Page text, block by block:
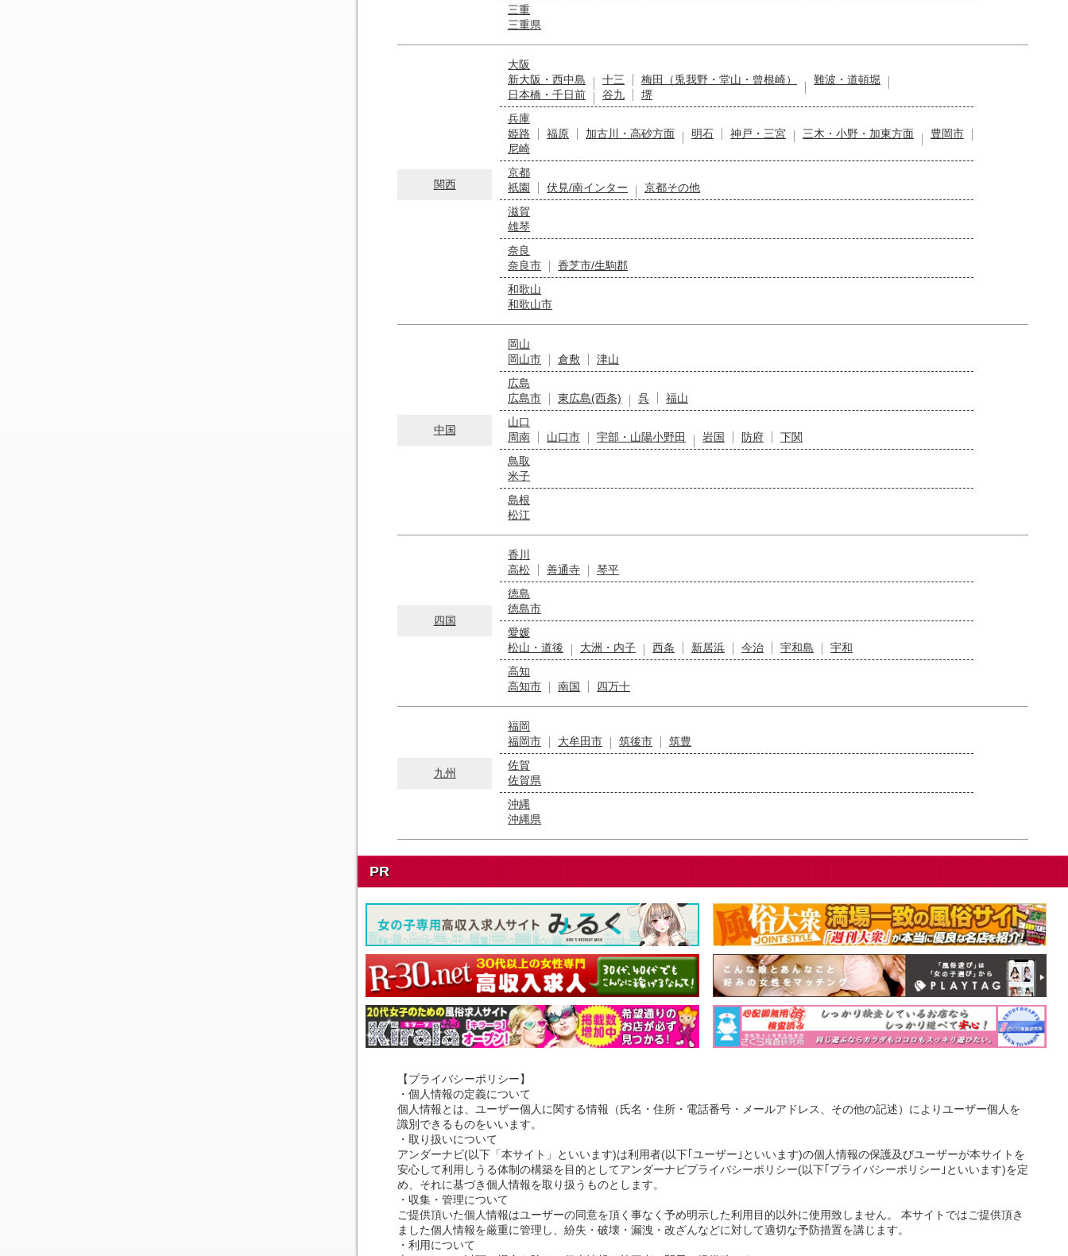
三重
三重県
関西
大阪
新大阪・西中島
十三 梅田（兎我野・堂山・曾根崎）
難波・道頓堀
日本橋・千日前
谷九
堺
兵庫
姫路
福原 加古川・高砂方面 明石 神戸・三宮 三木・小野・加東方面
豊岡市
尼崎
京都
祇園
伏見/南インター
京都その他
滋賀
雄琴
奈良
奈良市
香芝市/生駒郡
和歌山
和歌山市
中国
岡山
岡山市
倉敷
津山
広島
広島市
東広島(西条) 呉
福山
山口
周南
山口市 宇部・山陽小野田 岩国 防府
下関
鳥取
米子
島根
松江
四国
香川
高松
善通寺
琴平
徳島
徳島市
愛媛
松山・道後
大洲・内子 西条 新居浜 今治 宇和島
宇和
高知
高知市
南国 四万十
九州
福岡
福岡市
大牟田市 筑後市
筑豊
佐賀
佐賀県
沖縄
沖縄県
PR
【プライバシーポリシー】
・個人情報の定義について
個人情報とは、ユーザー個人に関する情報（氏名・住所・電話番号・メールアドレス、その他の記述）によりユーザー個人を
識別できるものをいいます。
・取り扱いについて
アンダーナビ(以下「本サイト」といいます)は利用者(以下｢ユーザー｣といいます)の個人情報の保護及びユーザーが本サイトを
安心して利用しうる体制の構築を目的としてアンダーナビプライバシーポリシー(以下｢プライバシーポリシー｣といいます)を定
め、それに基づき個人情報を取り扱うものとします。
・収集・管理について
ご提供頂いた個人情報はユーザーの同意を頂く事なく予め明示した利用目的以外に使用致しません。 本サイトではご提供頂き
ました個人情報を厳重に管理し、紛失・破壊・漏洩・改ざんなどに対して適切な予防措置を講じます。
・利用について